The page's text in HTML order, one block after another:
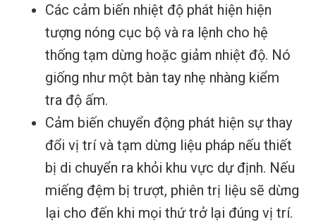
Các cảm biến nhiệt độ phát hiện hiện
tượng nóng cục bộ và ra lệnh cho hệ
thống tạm dừng hoặc giảm nhiệt độ. Nó
giống như một bàn tay nhẹ nhàng kiểm
tra độ ấm.
Cảm biến chuyển động phát hiện sự thay
đổi vị trí và tạm dừng liệu pháp nếu thiết
bị di chuyển ra khỏi khu vực dự định. Nếu
miếng đệm bị trượt, phiên trị liệu sẽ dừng
lại cho đến khi mọi thứ trở lại đúng vị trí.